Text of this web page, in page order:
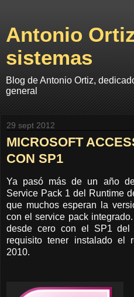
Antonio
sistemas
Blog de Antonio Ortiz,
general
29 sept 2012
MICROSOFT
CON SP1
Ya pasó más de un año
Service Pack 1 del Runtime
que muchos esperan la
con el service pack
desde cero con el SP1 del
requisito tener instalado el
2010.